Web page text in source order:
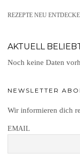
REZEPTE NEU
AKTUELL
Noch keine Daten
NEWSLETTER
Wir informieren dich
EMAIL